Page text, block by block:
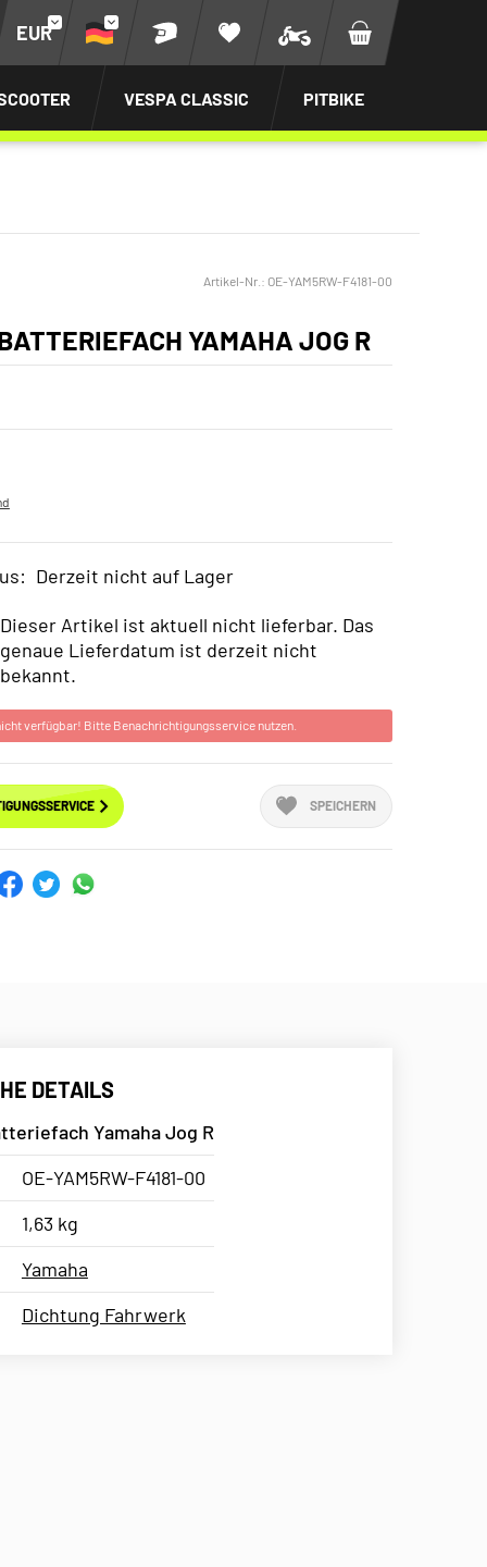
EUR
VESPA CLASSIC PITBIKE
Artikel-Nr.: OE-YAM5RW-F4181-00
YAMAHA JOG R
Derzeit nicht auf Lager
Dieser Artikel ist aktuell nicht lieferbar. Das
genaue Lieferdatum ist derzeit nicht
bekannt.
verfügbar! Bitte Benachrichtigungsservice nutzen.
SPEICHERN
DETAILS
Yamaha Jog R
OE-YAM5RW-F4181-00
1,63 kg
Yamaha
Dichtung Fahrwerk